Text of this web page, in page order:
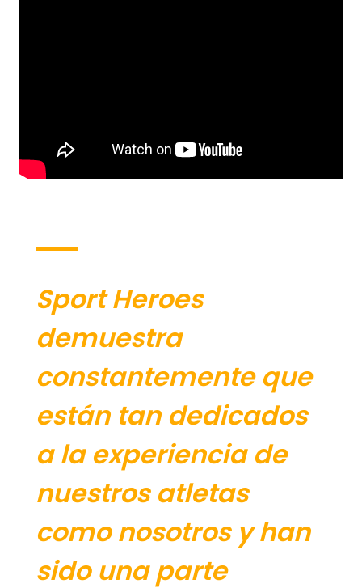
Sport Heroes
demuestra
constantemente que
están tan dedicados
a la experiencia de
nuestros atletas
como nosotros y han
sido una parte